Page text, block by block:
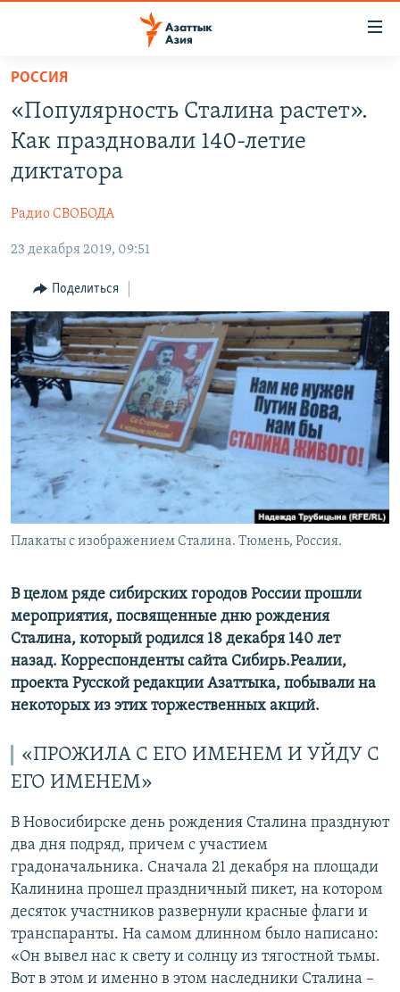
Вернуться
основному
содержанию
главной
Вернутся
поиску
КАЗАХСТАН
ТАДЖИКИСТАН
НОВОСТИ
ВОЙНА В УКРАИНЕ
ҚАЗАҚША
КЫРГЫЗЧА
ЎЗБЕКЧА
ТОҶИКӢ
TÜRKMENÇE
ПОДПИШИТЕСЬ НА НАС В СОЦСЕТЯХ
Все сайты РСЕ/РС
РОССИЯ
«Популярность Сталина растет».
Как праздновали 140-летие
диктатора
Радио СВОБОДА
23 декабря 2019, 09:51
Поделиться
Плакаты с изображением Сталина. Тюмень, Россия.
В целом ряде сибирских городов России прошли
мероприятия, посвященные дню рождения
Сталина, который родился 18 декабря 140 лет
назад. Корреспонденты сайта Сибирь.Реалии,
проекта Русской редакции Азаттыка, побывали на
некоторых из этих торжественных акций.
«ПРОЖИЛА С ЕГО ИМЕНЕМ И УЙДУ С
ЕГО ИМЕНЕМ»
В Новосибирске день рождения Сталина празднуют
два дня подряд, причем с участием
градоначальника. Сначала 21 декабря на площади
Калинина прошел праздничный пикет, на котором
десяток участников развернули красные флаги и
транспаранты. На самом длинном было написано:
«Он вывел нас к свету и солнцу из тягостной тьмы.
Вот в этом и именно в этом наследники Сталина –